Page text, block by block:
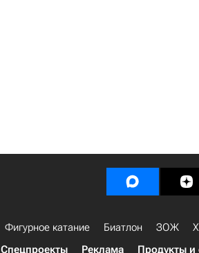
Фигурное катание Биатлон ЗОЖ
Спецпроекты
Реклама Продукты и